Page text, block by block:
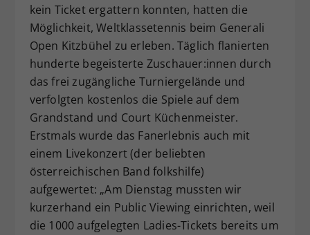
kein Ticket ergattern konnten, hatten die
Möglichkeit, Weltklassetennis beim Generali
Open Kitzbühel zu erleben. Täglich flanierten
hunderte begeisterte Zuschauer:innen durch
das frei zugängliche Turniergelände und
verfolgten kostenlos die Spiele auf dem
Grandstand und Court Küchenmeister.
Erstmals wurde das Fanerlebnis auch mit
einem Livekonzert (der beliebten
österreichischen Band folkshilfe)
aufgewertet: „Am Dienstag mussten wir
kurzerhand ein Public Viewing einrichten, weil
die 1000 aufgelegten Ladies-Tickets bereits um